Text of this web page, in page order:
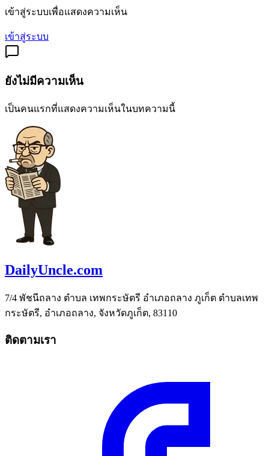
เข้าสู่ระบบเพื่อแสดงความเห็น
เข้าสู่ระบบ
ยังไม่มีความเห็น
เป็นคนแรกที่แสดงความเห็นในบทความนี้
DailyUncle.com
7/4 พัชนีถลาง ตำบล เทพกระษัตรี อำเภอถลาง ภูเก็ต ตำบลเทพ
กระษัตรี, อำเภอถลาง, จังหวัดภูเก็ต, 83110
ติดตามเรา